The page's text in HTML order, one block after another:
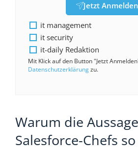
Jetzt
it management
it security
it-daily Redaktion
Mit Klick auf den Button "Jetzt
Datenschutzerklärungzu.
Warum die
Salesforce-Chefs